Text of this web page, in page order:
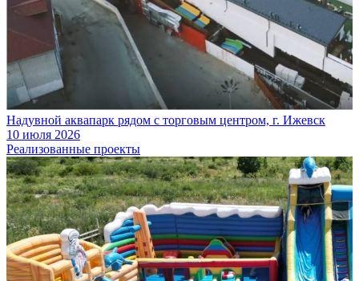
Надувной аквапарк рядом с торговым центром, г. Ижевск
10 июля 2026
Реализованные проекты